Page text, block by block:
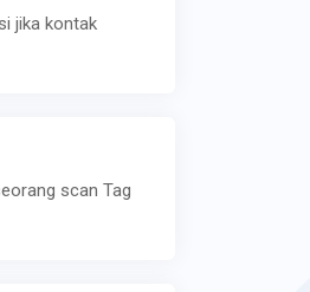
jika kontak
scan Tag